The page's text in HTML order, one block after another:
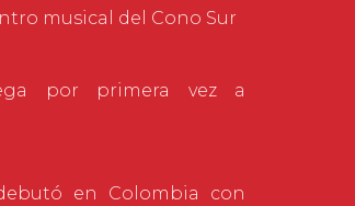
musical del Cono Sur
por primera vez a
en Colombia con